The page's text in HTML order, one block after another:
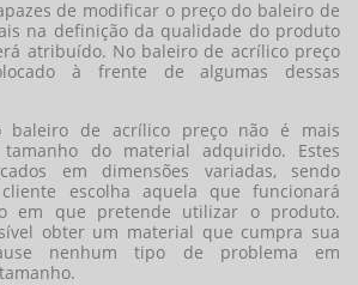
de modificar o preço do baleiro de
na definição da qualidade do produto
atribuído. No baleiro de acrílico preço
à frente de algumas dessas
baleiro de acrílico preçonão é mais
do material adquirido. Estes
em dimensões variadas, sendo
escolha aquela que funcionará
em que pretende utilizar o produto.
obter um material que cumpra sua
nenhum tipo de problema em